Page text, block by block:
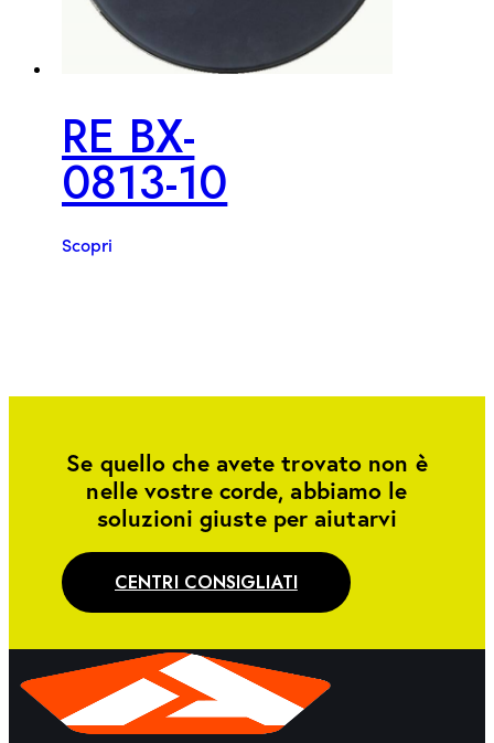
RE BX-
0813-10
Scopri
Se quello che avete trovato non è
nelle vostre corde, abbiamo le
soluzioni giuste per aiutarvi
CENTRI CONSIGLIATI